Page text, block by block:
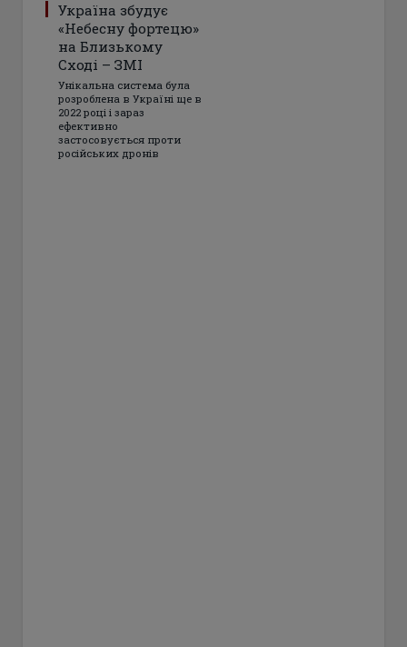
Україна збудує
«Небесну фортецю»
на Близькому
Сході – ЗМІ
Унікальна система була
розроблена в Україні ще в
2022 році і зараз
ефективно
застосовується проти
російських дронів